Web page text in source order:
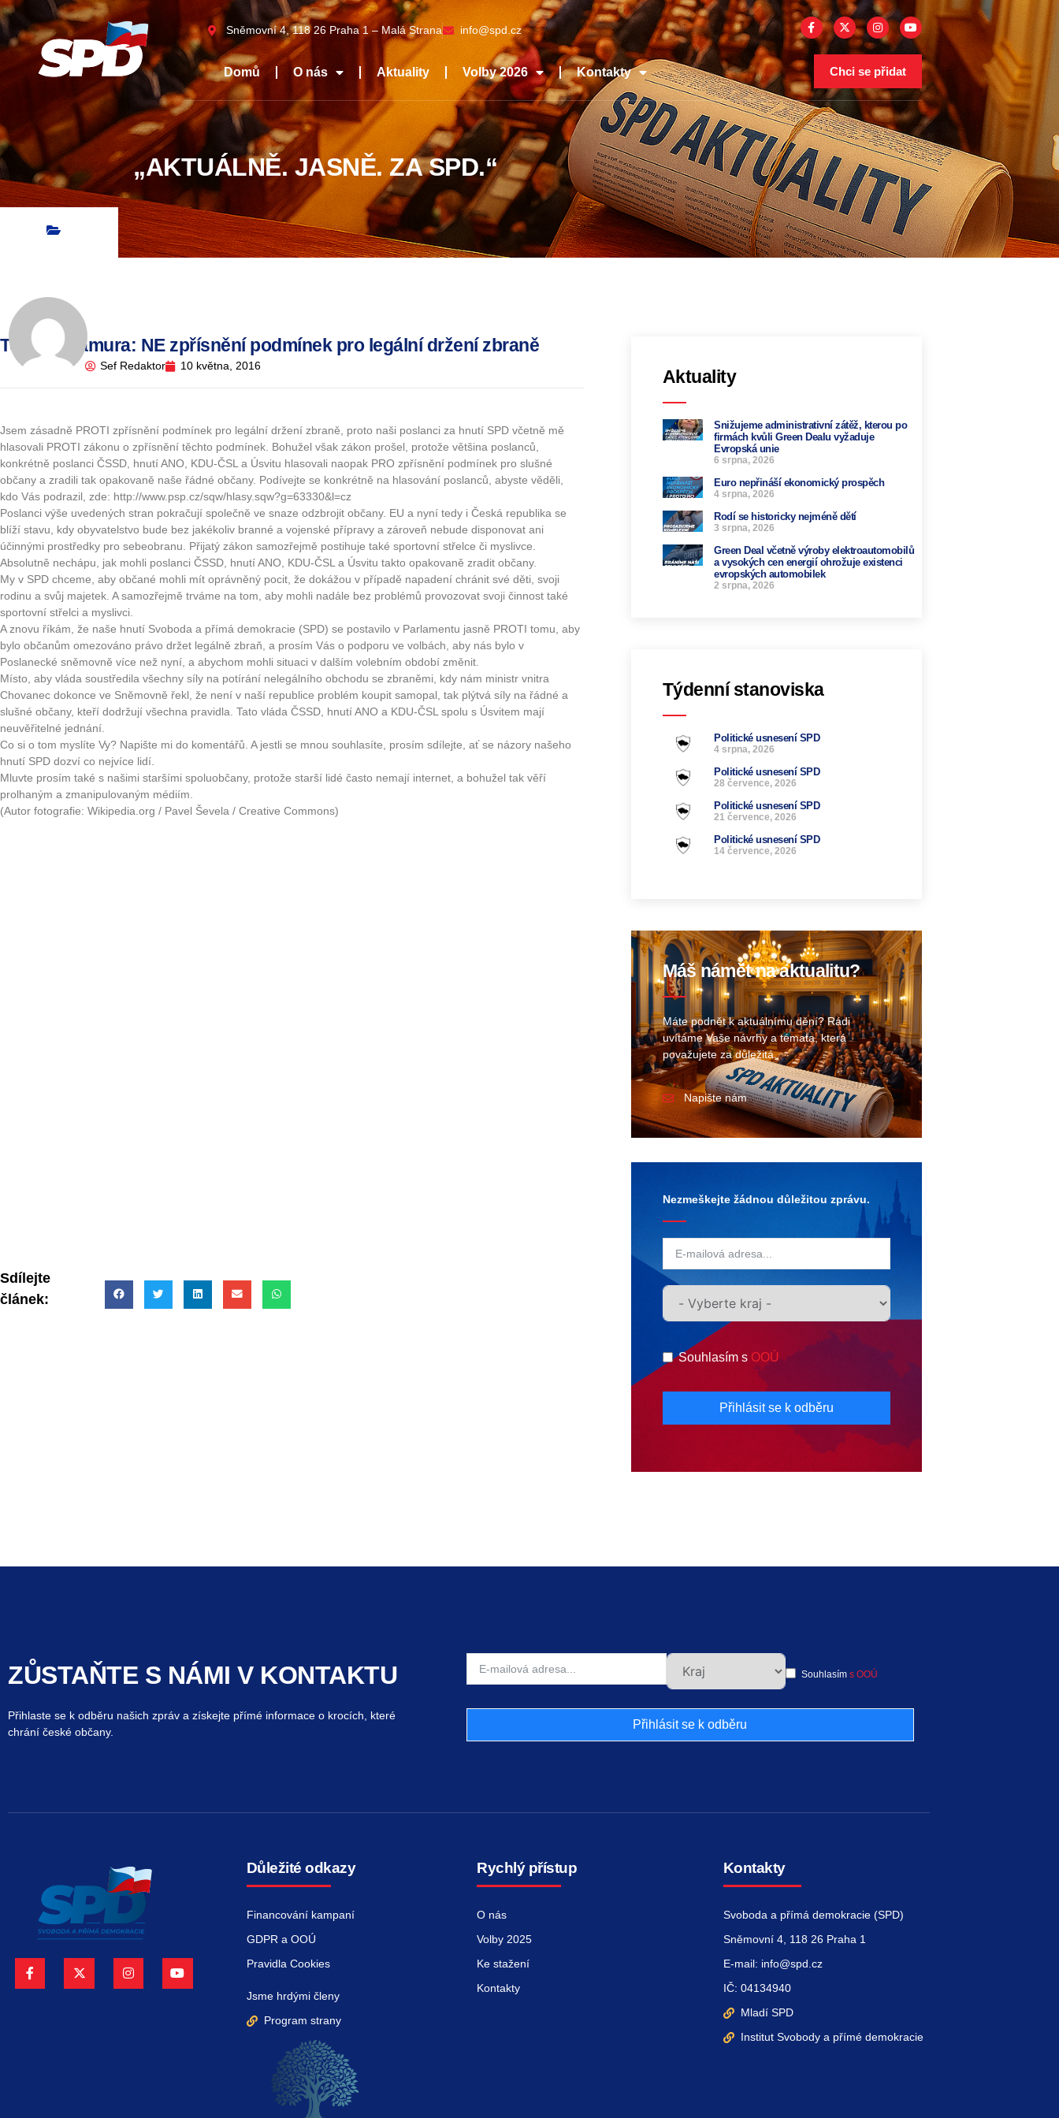
Sněmovní 4, 118 26 Praha 1 – Malá Strana info@spd.cz
Domů O nás Aktuality Volby 2026 Kontakty Chci se přidat
„AKTUÁLNĚ. JASNĚ. ZA SPD.“
Tomio Okamura: NE zpřísnění podmínek pro legální držení zbraně
Sef Redaktor 10 května, 2016
Jsem zásadně PROTI zpřísnění podmínek pro legální držení zbraně, proto naši poslanci za hnutí SPD včetně mě
hlasovali PROTI zákonu o zpřísnění těchto podmínek. Bohužel však zákon prošel, protože většina poslanců,
konkrétně poslanci ČSSD, hnutí ANO, KDU-ČSL a Úsvitu hlasovali naopak PRO zpřísnění podmínek pro slušné
občany a zradili tak opakovaně naše řádné občany. Podívejte se konkrétně na hlasování poslanců, abyste věděli,
kdo Vás podrazil, zde: http://www.psp.cz/sqw/hlasy.sqw?g=63330&l=cz
Poslanci výše uvedených stran pokračují společně ve snaze odzbrojit občany. EU a nyní tedy i Česká republika se
blíží stavu, kdy obyvatelstvo bude bez jakékoliv branné a vojenské přípravy a zároveň nebude disponovat ani
účinnými prostředky pro sebeobranu. Přijatý zákon samozřejmě postihuje také sportovní střelce či myslivce.
Absolutně nechápu, jak mohli poslanci ČSSD, hnutí ANO, KDU-ČSL a Úsvitu takto opakovaně zradit občany.
My v SPD chceme, aby občané mohli mít oprávněný pocit, že dokážou v případě napadení chránit své děti, svoji
rodinu a svůj majetek. A samozřejmě trváme na tom, aby mohli nadále bez problémů provozovat svoji činnost také
sportovní střelci a myslivci.
A znovu říkám, že naše hnutí Svoboda a přímá demokracie (SPD) se postavilo v Parlamentu jasně PROTI tomu, aby
bylo občanům omezováno právo držet legálně zbraň, a prosím Vás o podporu ve volbách, aby nás bylo v
Poslanecké sněmovně více než nyní, a abychom mohli situaci v dalším volebním období změnit.
Místo, aby vláda soustředila všechny síly na potírání nelegálního obchodu se zbraněmi, kdy nám ministr vnitra
Chovanec dokonce ve Sněmovně řekl, že není v naší republice problém koupit samopal, tak plýtvá síly na řádné a
slušné občany, kteří dodržují všechna pravidla. Tato vláda ČSSD, hnutí ANO a KDU-ČSL spolu s Úsvitem mají
neuvěřitelné jednání.
Co si o tom myslíte Vy? Napište mi do komentářů. A jestli se mnou souhlasíte, prosím sdílejte, ať se názory našeho
hnutí SPD dozví co nejvíce lidí.
Mluvte prosím také s našimi staršími spoluobčany, protože starší lidé často nemají internet, a bohužel tak věří
prolhaným a zmanipulovaným médiím.
(Autor fotografie: Wikipedia.org / Pavel Ševela / Creative Commons)
Sdílejte
článek:
Aktuality
Snižujeme administrativní zátěž, kterou po
firmách kvůli Green Dealu vyžaduje
Evropská unie
6 srpna, 2026
Euro nepřináší ekonomický prospěch
4 srpna, 2026
Rodí se historicky nejméně dětí
3 srpna, 2026
Green Deal včetně výroby elektroautomobilů
a vysokých cen energií ohrožuje existenci
evropských automobilek
2 srpna, 2026
Týdenní stanoviska
Politické usnesení SPD
4 srpna, 2026
Politické usnesení SPD
28 července, 2026
Politické usnesení SPD
21 července, 2026
Politické usnesení SPD
14 července, 2026
Máš námět na aktualitu?
Máte podnět k aktuálnímu dění? Rádi
uvítáme Vaše návrhy a témata, která
považujete za důležitá.
Napište nám
Nezmeškejte žádnou důležitou zprávu.
Souhlasím s OOÚ
Přihlásit se k odběru
ZŮSTAŇTE S NÁMI V KONTAKTU
Přihlaste se k odběru našich zpráv a získejte přímé informace o krocích, které
chrání české občany.
Souhlasím s OOÚ
Přihlásit se k odběru
Důležité odkazy
Financování kampaní
GDPR a OOÚ
Pravidla Cookies
Jsme hrdými členy
Program strany
Rychlý přístup
O nás
Volby 2025
Ke stažení
Kontakty
Kontakty
Svoboda a přímá demokracie (SPD)
Sněmovní 4, 118 26 Praha 1
E-mail: info@spd.cz
IČ: 04134940
Mladí SPD
Institut Svobody a přímé demokracie